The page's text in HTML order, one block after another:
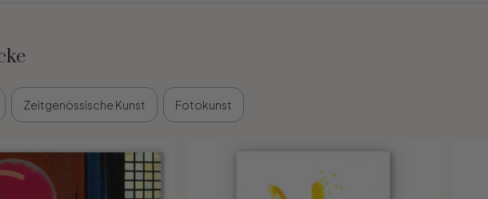
Zeitgenössische Kunst Fotokunst